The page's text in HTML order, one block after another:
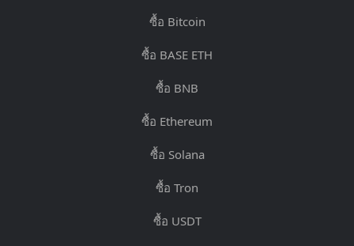
ซื้อ Bitcoin
ซื้อ BASE ETH
ซื้อ BNB
ซื้อ Ethereum
ซื้อ Solana
ซื้อ Tron
ซื้อ USDT